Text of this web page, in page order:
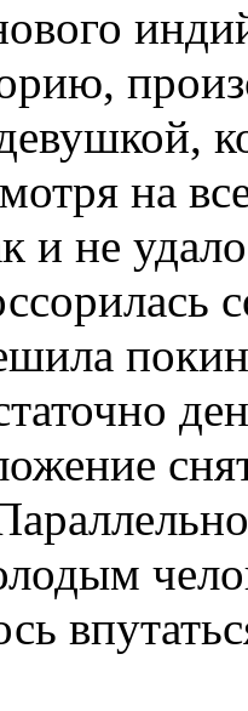
на
и не